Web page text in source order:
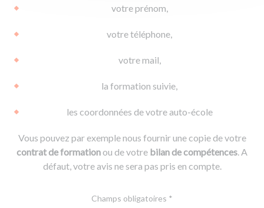
votre prénom,
votre téléphone,
votre mail,
la formation suivie,
les coordonnées de votre auto-école
Vous pouvez par exemple nous fournir une copie de votre
contrat de formationou de votre bilan de compétences. A
défaut, votre avis ne sera pas pris en compte.
Champs obligatoires *